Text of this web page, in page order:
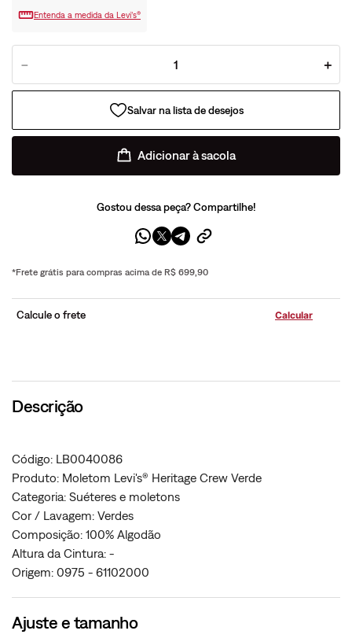
Entenda a medida da Levi’s®
＋
－
Adicionar à sacola
Gostou dessa peça? Compartilhe!
*Frete grátis para compras acima de R$ 699,90
Calcule o frete
Descrição
Código: LB0040086
Produto: Moletom Levi's® Heritage Crew Verde
Categoria: Suéteres e moletons
Cor / Lavagem: Verdes
Composição: 100% Algodão
Altura da Cintura: -
Origem: 0975 - 61102000
Ajuste e tamanho